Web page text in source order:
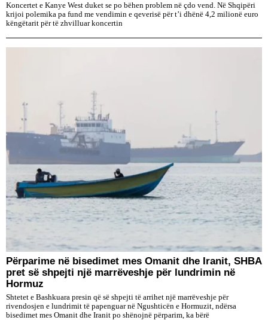
Koncertet e Kanye West duket se po bëhen problem në çdo vend. Në Shqipëri
krijoi polemika pa fund me vendimin e qeverisë për t’i dhënë 4,2 milionë euro
këngëtarit për të zhvilluar koncertin
Përparime në bisedimet mes Omanit dhe Iranit, SHBA
pret së shpejti një marrëveshje për lundrimin në
Hormuz
Shtetet e Bashkuara presin që së shpejti të arrihet një marrëveshje për
rivendosjen e lundrimit të papenguar në Ngushticën e Hormuzit, ndërsa
bisedimet mes Omanit dhe Iranit po shënojnë përparim, ka bërë